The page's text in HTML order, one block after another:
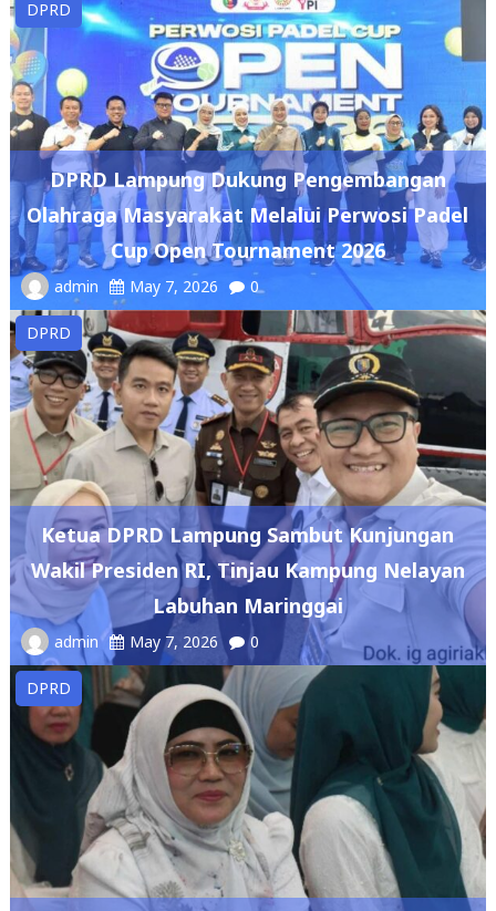
DPRD Lampung Dukung Pengembangan
Olahraga Masyarakat Melalui Perwosi Padel
Cup Open Tournament 2026
admin May 7, 2026 0
DPRD
Ketua DPRD Lampung Sambut Kunjungan
Wakil Presiden RI, Tinjau Kampung Nelayan
Labuhan Maringgai
admin May 7, 2026 0
DPRD
DPRD Lampung Dukung Penguatan Ekonomi